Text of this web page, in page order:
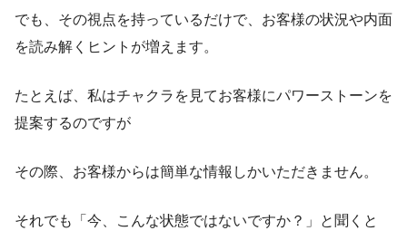
でも、その視点を持っているだけで、お客様の状況や内面
を読み解くヒントが増えます。
たとえば、私はチャクラを見てお客様にパワーストーンを
提案するのですが
その際、お客様からは簡単な情報しかいただきません。
それでも「今、こんな状態ではないですか？」と聞くと